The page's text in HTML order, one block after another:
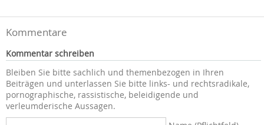
Kommentare
Kommentar schreiben
Bleiben Sie bitte sachlich und themenbezogen in Ihren
Beiträgen und unterlassen Sie bitte links- und rechtsradikale,
pornographische, rassistische, beleidigende und
verleumderische Aussagen.